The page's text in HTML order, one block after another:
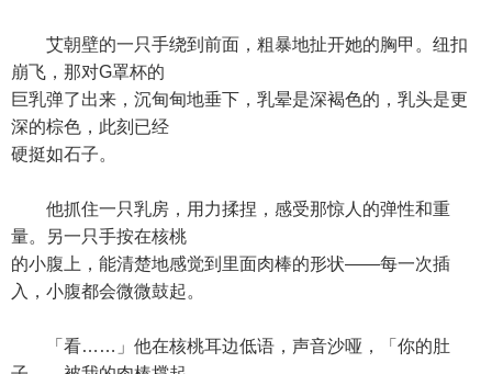
艾朝壁的一只手绕到前面，粗暴地扯开她的胸甲。纽扣
崩飞，那对G罩杯的
巨乳弹了出来，沉甸甸地垂下，乳晕是深褐色的，乳头是更
深的棕色，此刻已经
硬挺如石子。
他抓住一只乳房，用力揉捏，感受那惊人的弹性和重
量。另一只手按在核桃
的小腹上，能清楚地感觉到里面肉棒的形状——每一次插
入，小腹都会微微鼓起。
「看……」他在核桃耳边低语，声音沙哑，「你的肚